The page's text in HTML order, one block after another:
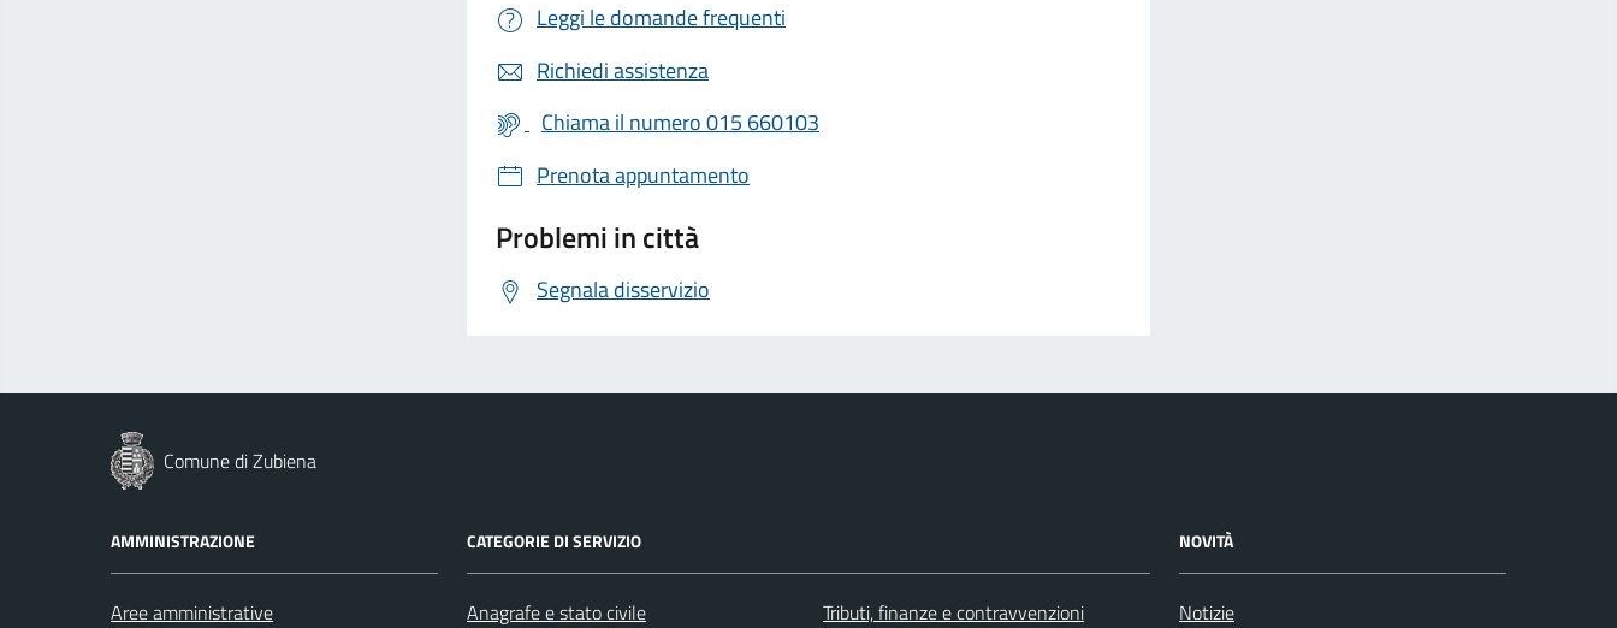
Leggi le domande frequenti
Richiedi assistenza
Chiama il numero 015 660103
Prenota appuntamento
Problemi in città
Segnala disservizio
Comune di Zubiena
AMMINISTRAZIONE
Aree amministrative
CATEGORIE DI SERVIZIO
Anagrafe e stato civile
Tributi, finanze e contravvenzioni
NOVITÀ
Notizie